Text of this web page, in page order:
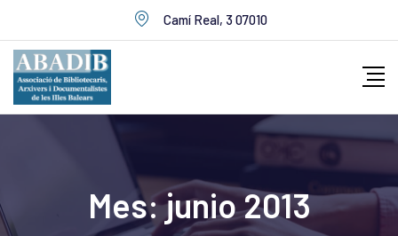
to
content
Camí Real, 3 07010
Mes:junio 2013